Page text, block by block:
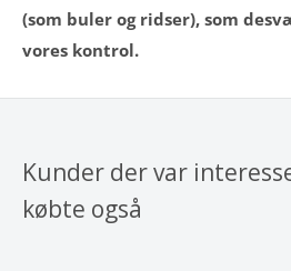
(som buler og ridser), som
vores kontrol.
Kunder der var
købte også